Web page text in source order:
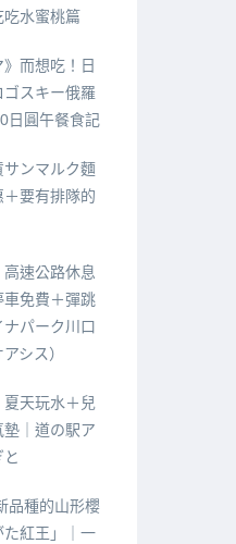
吃水蜜桃篇
而想吃！日
スキー俄羅
日圓午餐食記
ンマルク麵
要有排隊的
速公路休息
免費＋彈跳
パーク川口
シス）
天玩水＋兒
｜道の駅ア
品種的山形櫻
紅王」｜一